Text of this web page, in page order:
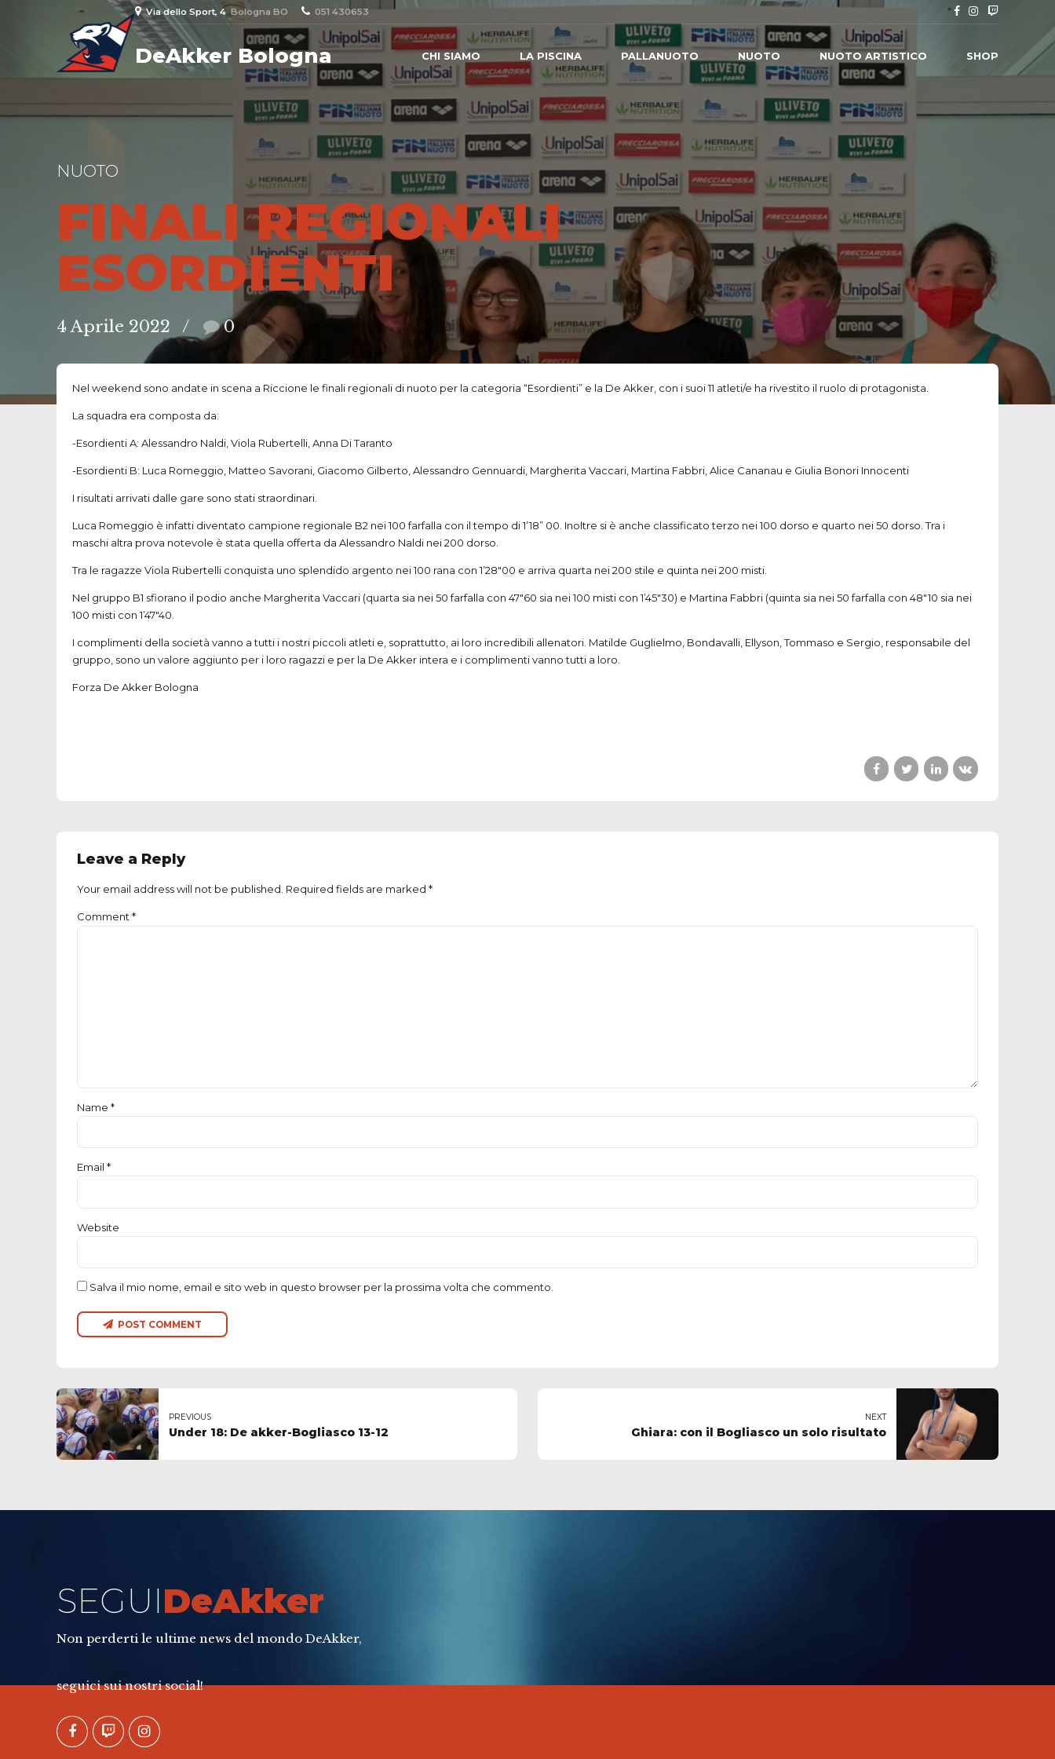
Via dello Sport, 4 Bologna BO 051 430653
DeAkker Bologna CHI SIAMO LA PISCINA PALLANUOTO NUOTO NUOTO ARTISTICO SHOP
NUOTO
FINALI REGIONALI
ESORDIENTI
4 Aprile 2022 0
Nel weekend sono andate in scena a Riccione le finali regionali di nuoto per la categoria “Esordienti” e la De Akker, con i suoi 11 atleti/e ha rivestito il ruolo di protagonista.
La squadra era composta da:
-Esordienti A: Alessandro Naldi, Viola Rubertelli, Anna Di Taranto
-Esordienti B: Luca Romeggio, Matteo Savorani, Giacomo Gilberto, Alessandro Gennuardi, Margherita Vaccari, Martina Fabbri, Alice Cananau e Giulia Bonori Innocenti
I risultati arrivati dalle gare sono stati straordinari.
Luca Romeggio è infatti diventato campione regionale B2 nei 100 farfalla con il tempo di 1’18” 00. Inoltre si è anche classificato terzo nei 100 dorso e quarto nei 50 dorso. Tra i
maschi altra prova notevole è stata quella offerta da Alessandro Naldi nei 200 dorso.
Tra le ragazze Viola Rubertelli conquista uno splendido argento nei 100 rana con 1’28″00 e arriva quarta nei 200 stile e quinta nei 200 misti.
Nel gruppo B1 sfiorano il podio anche Margherita Vaccari (quarta sia nei 50 farfalla con 47″60 sia nei 100 misti con 1’45″30) e Martina Fabbri (quinta sia nei 50 farfalla con 48″10 sia nei
100 misti con 1’47″40.
I complimenti della società vanno a tutti i nostri piccoli atleti e, soprattutto, ai loro incredibili allenatori. Matilde Guglielmo, Bondavalli, Ellyson, Tommaso e Sergio, responsabile del
gruppo, sono un valore aggiunto per i loro ragazzi e per la De Akker intera e i complimenti vanno tutti a loro.
Forza De Akker Bologna
Leave a Reply
Your email address will not be published. Required fields are marked *
Comment *
Name *
Email *
Website
Salva il mio nome, email e sito web in questo browser per la prossima volta che commento.
POST COMMENT
PREVIOUS
Under 18: De akker-Bogliasco 13-12
NEXT
Ghiara: con il Bogliasco un solo risultato
SEGUIDeAkker
Non perderti le ultime news del mondo DeAkker,
seguici sui nostri social!